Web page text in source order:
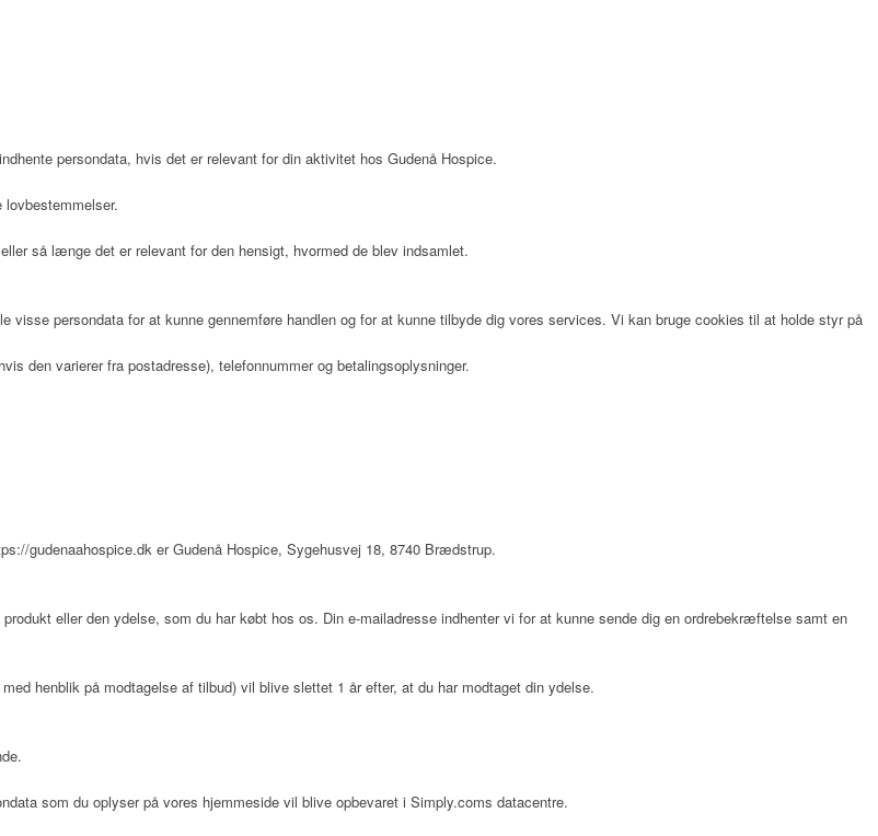
persondata, hvis det er relevant for din aktivitet hos Gudenå Hospice.
lovbestemmelser.
så længe det er relevant for den hensigt, hvormed de blev indsamlet.
persondata for at kunne gennemføre handlen og for at kunne tilbyde dig vores services. Vi kan bruge cookies til at holde styr på
den varierer fra postadresse), telefonnummer og betalingsoplysninger.
gudenaahospice.dk erGudenå Hospice, Sygehusvej 18, 8740 Brædstrup.
eller den ydelse, som du har købt hos os. Din e-mailadresse indhenter vi for at kunne sende dig en ordrebekræftelse samt en
henblik på modtagelse af tilbud) vil blive slettet 1 år efter, at du har modtaget din ydelse.
som du oplyser på vores hjemmeside vil blive opbevaret i Simply.coms datacentre.